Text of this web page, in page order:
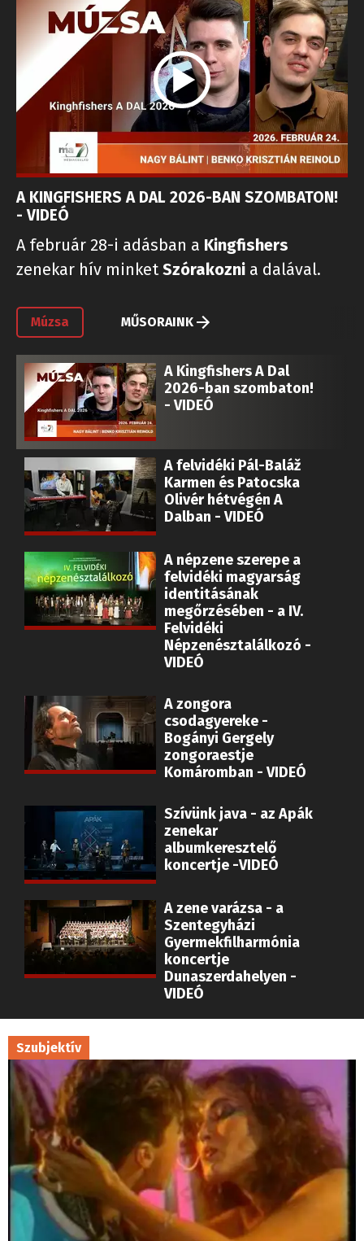
Múzsa MŰSORAINK
A KINGFISHERS A DAL 2026-BAN SZOMBATON!
- VIDEÓ
A február 28-i adásban a Kingfishers
zenekar hív minket Szórakozni a dalával.
A Kingfishers A Dal
2026-ban szombaton!
- VIDEÓ
A felvidéki Pál-Baláž
Karmen és Patocska
Olivér hétvégén A
Dalban - VIDEÓ
A népzene szerepe a
felvidéki magyarság
identitásának
megőrzésében - a IV.
Felvidéki
Népzenésztalálkozó -
VIDEÓ
A zongora
csodagyereke -
Bogányi Gergely
zongoraestje
Komáromban - VIDEÓ
Szívünk java - az Apák
zenekar
albumkeresztelő
koncertje -VIDEÓ
A zene varázsa - a
Szentegyházi
Gyermekfilharmónia
koncertje
Dunaszerdahelyen -
VIDEÓ
Szubjektív